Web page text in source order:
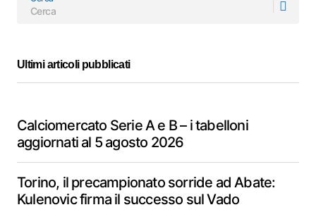
Ultimi articoli pubblicati
Calciomercato Serie A e B – i tabelloni
aggiornati al 5 agosto 2026
Torino, il precampionato sorride ad Abate:
Kulenovic firma il successo sul Vado